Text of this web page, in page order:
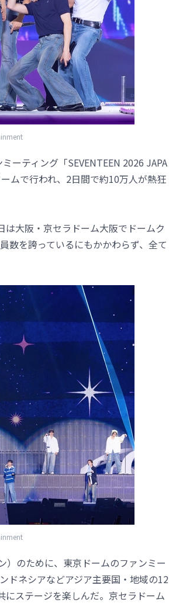
ーティング「SEVENTEEN 2026 JAPA
ムで行われ、2日間で約10万人が熱狂
大阪・京セラドーム大阪でドームク
数を誇っているにもかかわらず、全て
）のために、東京ドームのファンミー
ドネシアなどアジア主要国・地域の12
ステージを楽しんだ。京セラドーム